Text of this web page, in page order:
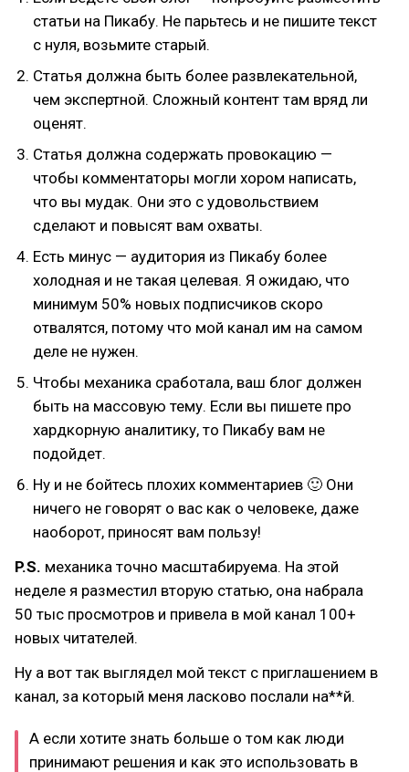
статьи на Пикабу. Не парьтесь и не пишите текст
с нуля, возьмите старый.
Статья должна быть более развлекательной,
чем экспертной. Сложный контент там вряд ли
оценят.
Статья должна содержать провокацию —
чтобы комментаторы могли хором написать,
что вы мудак. Они это с удовольствием
сделают и повысят вам охваты.
Есть минус — аудитория из Пикабу более
холодная и не такая целевая. Я ожидаю, что
минимум 50% новых подписчиков скоро
отвалятся, потому что мой канал им на самом
деле не нужен.
Чтобы механика сработала, ваш блог должен
быть на массовую тему. Если вы пишете про
хардкорную аналитику, то Пикабу вам не
подойдет.
Ну и не бойтесь плохих комментариев 🙂 Они
ничего не говорят о вас как о человеке, даже
наоборот, приносят вам пользу!
P.S. механика точно масштабируема. На этой
неделе я разместил вторую статью, она набрала
50 тыс просмотров и привела в мой канал 100+
новых читателей.
Ну а вот так выглядел мой текст с приглашением в
канал, за который меня ласково послали на**й.
А если хотите знать больше о том как люди
принимают решения и как это использовать в